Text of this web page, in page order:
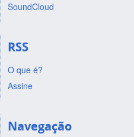
SoundCloud
RSS
O que é?
Assine
Navegação